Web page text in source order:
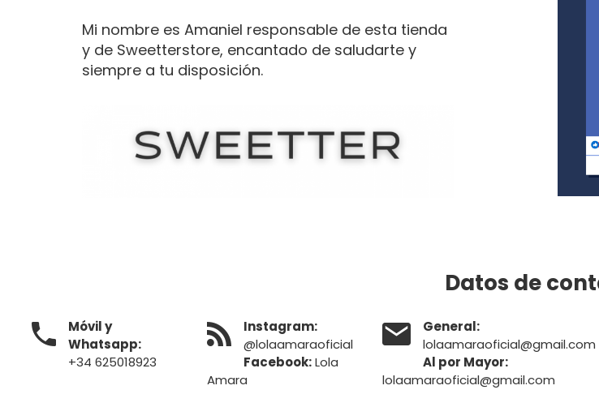
Mi nombre es Amaniel responsable de esta tienda
y de Sweetterstore, encantado de saludarte y
siempre a tu disposición.
Datos de

Móvil y
Whatsapp:
+34 625018923

Instagram:
@lolaamaraoficial
Facebook:Lola
Amara

General:
lolaamaraoficial@gmail.com
Al por Mayor:
lolaamaraoficial@gmail.com